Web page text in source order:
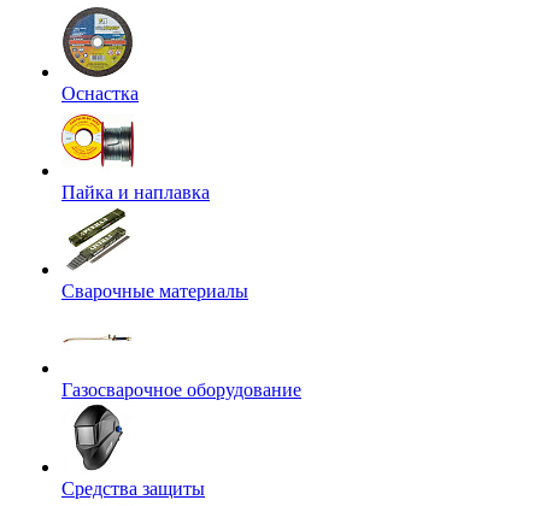
Оснастка
Пайка и наплавка
Сварочные материалы
Газосварочное оборудование
Средства защиты